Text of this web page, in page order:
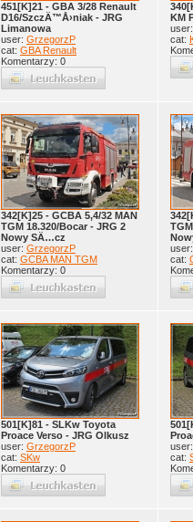
451[K]21 - GBA 3/28 Renault
D16/SzczÄ™Å›niak - JRG
Limanowa
user: GrzegorzP
cat: GBA Renault
Komentarzy: 0
KM
cat:
342[K]25 - GCBA 5,4/32 MAN
TGM 18.320/Bocar - JRG 2
Nowy SÄ…cz
user: GrzegorzP
cat: GCBA MAN TGM
Komentarzy: 0
cat:
501[K]81 - SLKw Toyota
Proace Verso - JRG Olkusz
user: GrzegorzP
cat: SKw
Komentarzy: 0
cat: